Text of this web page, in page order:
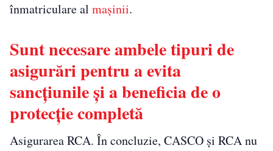
înmatriculare al mașinii.
Sunt necesare ambele tipuri de
asigurări pentru a evita
sancțiunile și a beneficia de o
protecție completă
Asigurarea RCA. În concluzie, CASCO și RCA nu